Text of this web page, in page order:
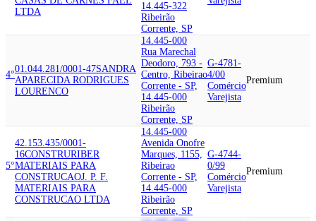
LTDA
14.445-322
Ribeirão
Corrente, SP
4°
01.044.281/0001-47SANDRA
APARECIDA RODRIGUES
LOURENCO
14.445-000
Rua Marechal
Deodoro, 793 -
Centro, Ribeirao
Corrente - SP,
14.445-000
Ribeirão
Corrente, SP
G-4781-
4/00
Comércio
Varejista
Premium
5°
42.153.435/0001-
16CONSTRURIBER
MATERIAIS PARA
CONSTRUCAOJ. P. F.
MATERIAIS PARA
CONSTRUCAO LTDA
14.445-000
Avenida Onofre
Marques, 1155,
Ribeirao
Corrente - SP,
14.445-000
Ribeirão
Corrente, SP
G-4744-
0/99
Comércio
Varejista
Premium